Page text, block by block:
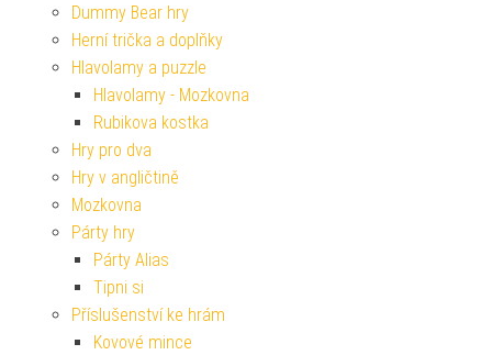
Dummy Bear hry
Herní trička a doplňky
Hlavolamy a puzzle
Hlavolamy - Mozkovna
Rubikova kostka
Hry pro dva
Hry v angličtině
Mozkovna
Párty hry
Párty Alias
Tipni si
Příslušenství ke hrám
Kovové mince